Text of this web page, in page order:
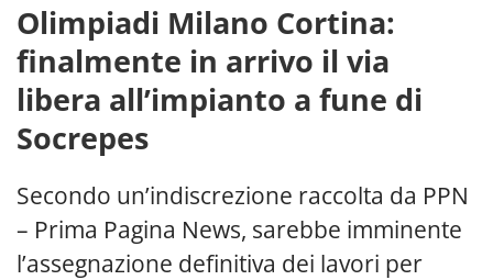
Olimpiadi Milano Cortina:
finalmente in arrivo il via
libera all’impianto a fune di
Socrepes
Secondo un’indiscrezione raccolta da PPN
– Prima Pagina News, sarebbe imminente
l’assegnazione definitiva dei lavori per